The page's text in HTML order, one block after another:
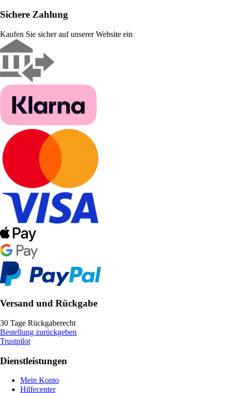
Sichere Zahlung
Kaufen Sie sicher auf unserer Website ein
Versand und Rückgabe
30 Tage Rückgaberecht
Bestellung zurückgeben
Trustpilot
Dienstleistungen
Mein Konto
Hilfecenter